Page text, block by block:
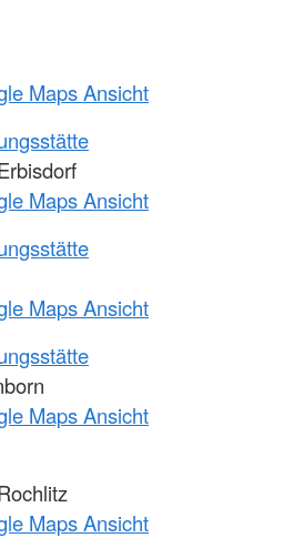
Maps Ansicht
Maps Ansicht
Maps Ansicht
Maps Ansicht
Maps Ansicht